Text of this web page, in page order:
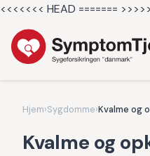
<<<<<<< HEAD =======
Hjem›Sygdomme›Kvalme og
Kvalme og